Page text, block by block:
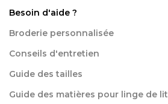
Besoin d'aide ?
Broderie personnalisée
Conseils d'entretien
Guide des tailles
Guide des matières pour linge de lit